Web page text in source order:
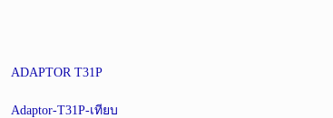
ADAPTOR T31P
Adaptor-T31P-เทียบ